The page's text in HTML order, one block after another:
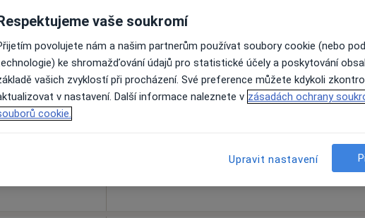
Konečná Dnes
6 Srpen
Zítra
7 Srpen
So
8 Srpen
Ne
9 Srpen
vaše soukromí
povolujete nám a našim partnerům používat soubory cookie (nebo
ke shromažďování údajů pro statistické účely a poskytování
vašich zvyklostí při procházení. Své preference můžete kdykoli
v nastavení. Další informace naleznete v zásadách ochrany
cookie.
Upravit nastavení